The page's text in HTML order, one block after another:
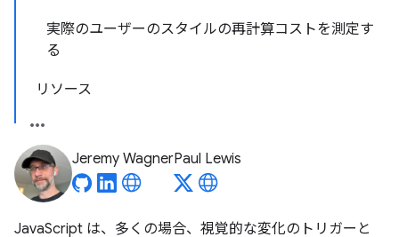
実際のユーザーのスタイルの再計算コストを測定す
る
リソース
Jeremy WagnerPaul Lewis
JavaScript は、多くの場合、視覚的な変化のトリガーと